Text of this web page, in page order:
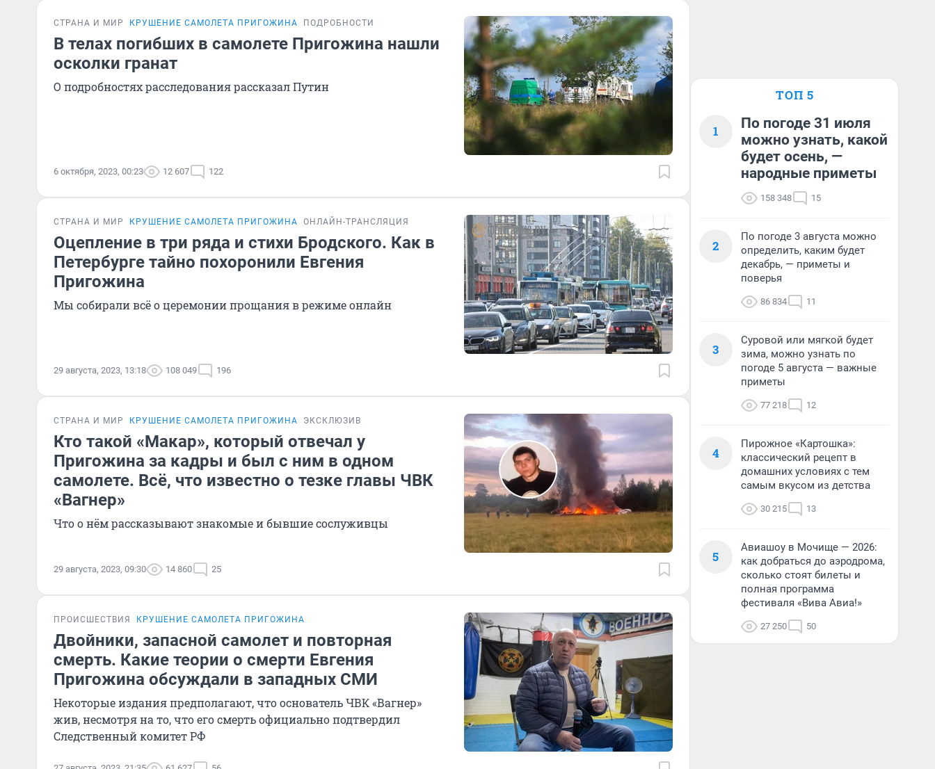
СТРАНА И МИР КРУШЕНИЕ САМОЛЕТА ПРИГОЖИНА ПОДРОБНОСТИ
В телах погибших в самолете Пригожина нашли
осколки гранат
О подробностях расследования рассказал Путин
6 октября, 2023, 00:23 12 607 122
СТРАНА И МИР КРУШЕНИЕ САМОЛЕТА ПРИГОЖИНА ОНЛАЙН-ТРАНСЛЯЦИЯ
Оцепление в три ряда и стихи Бродского. Как в
Петербурге тайно похоронили Евгения
Пригожина
Мы собирали всё о церемонии прощания в режиме онлайн
29 августа, 2023, 13:18 108 049 196
СТРАНА И МИР КРУШЕНИЕ САМОЛЕТА ПРИГОЖИНА ЭКСКЛЮЗИВ
Кто такой «Макар», который отвечал у
Пригожина за кадры и был с ним в одном
самолете. Всё, что известно о тезке главы ЧВК
«Вагнер»
Что о нём рассказывают знакомые и бывшие сослуживцы
29 августа, 2023, 09:30 14 860 25
ПРОИСШЕСТВИЯ КРУШЕНИЕ САМОЛЕТА ПРИГОЖИНА
Двойники, запасной самолет и повторная
смерть. Какие теории о смерти Евгения
Пригожина обсуждали в западных СМИ
Некоторые издания предполагают, что основатель ЧВК «Вагнер»
жив, несмотря на то, что его смерть официально подтвердил
Следственный комитет РФ
ТОП 5
1
По погоде 31 июля
можно узнать, какой
будет осень, —
народные приметы
158 348 15
2
По погоде 3 августа можно
определить, каким будет
декабрь, — приметы и
поверья
86 834 11
3
Суровой или мягкой будет
зима, можно узнать по
погоде 5 августа — важные
приметы
77 218 12
4
Пирожное «Картошка»:
классический рецепт в
домашних условиях с тем
самым вкусом из детства
30 215 13
5
Авиашоу в Мочище — 2026:
как добраться до аэродрома,
сколько стоят билеты и
полная программа
фестиваля «Вива Авиа!»
27 250 50